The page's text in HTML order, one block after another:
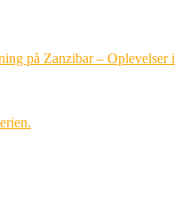
på Zanzibar – Oplevelser i